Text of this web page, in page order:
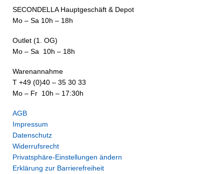
SECONDELLA Hauptgeschäft & Depot
Mo – Sa 10h – 18h
Outlet (1. OG)
Mo – Sa 10h – 18h
Warenannahme
T +49 (0)40 – 35 30 33
Mo – Fr 10h – 17:30h
AGB
Impressum
Datenschutz
Widerrufsrecht
Privatsphäre-Einstellungen ändern
Erklärung zur Barrierefreiheit